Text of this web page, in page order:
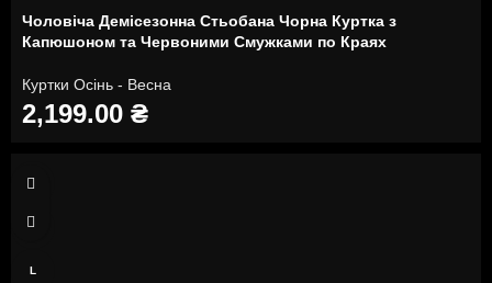
Чоловіча Демісезонна Стьобана Чорна Куртка з
Капюшоном та Червоними Смужками по Краях
Куртки Осінь - Весна
2,199.00 ₴
S
M
L